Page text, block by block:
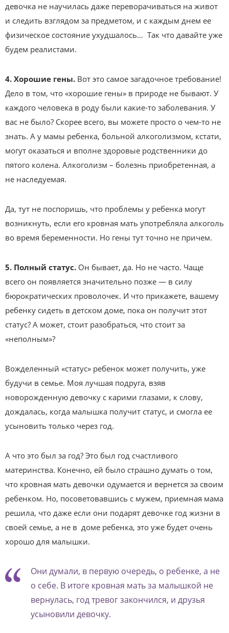
девочка не научилась даже переворачиваться на живот
и следить взглядом за предметом, и с каждым днем ее
физическое состояние ухудшалось… Так что давайте уже
будем реалистами.
4. Хорошие гены. Вот это самое загадочное требование!
Дело в том, что «хорошие гены» в природе не бывают. У
каждого человека в роду были какие-то заболевания. У
вас не было? Скорее всего, вы можете просто о чем-то не
знать. А у мамы ребенка, больной алкоголизмом, кстати,
могут оказаться и вполне здоровые родственники до
пятого колена. Алкоголизм – болезнь приобретенная, а
не наследуемая.
Да, тут не поспоришь, что проблемы у ребенка могут
возникнуть, если его кровная мать употребляла алкоголь
во время беременности. Но гены тут точно не причем.
5. Полный статус. Он бывает, да. Но не часто. Чаще
всего он появляется значительно позже — в силу
бюрократических проволочек. И что прикажете, вашему
ребенку сидеть в детском доме, пока он получит этот
статус? А может, стоит разобраться, что стоит за
«неполным»?
Вожделенный «статус» ребенок может получить, уже
будучи в семье. Моя лучшая подруга, взяв
новорожденную девочку с карими глазами, к слову,
дождалась, когда малышка получит статус, и смогла ее
усыновить только через год.
А что это был за год? Это был год счастливого
материнства. Конечно, ей было страшно думать о том,
что кровная мать девочки одумается и вернется за своим
ребенком. Но, посоветовавшись с мужем, приемная мама
решила, что даже если они подарят девочке год жизни в
своей семье, а не в доме ребенка, это уже будет очень
хорошо для малышки.
Они думали, в первую очередь, о ребенке, а не
о себе. В итоге кровная мать за малышкой не
вернулась, год тревог закончился, и друзья
усыновили девочку.